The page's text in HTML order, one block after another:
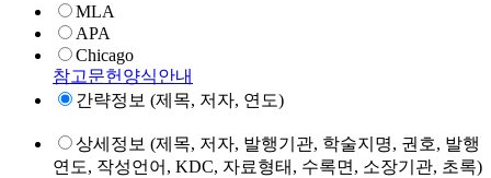
MLA
APA
Chicago
참고문헌양식안내
간략정보 (제목, 저자, 연도)
상세정보 (제목, 저자, 발행기관, 학술지명, 권호, 발행
연도, 작성언어, KDC, 자료형태, 수록면, 소장기관, 초록)